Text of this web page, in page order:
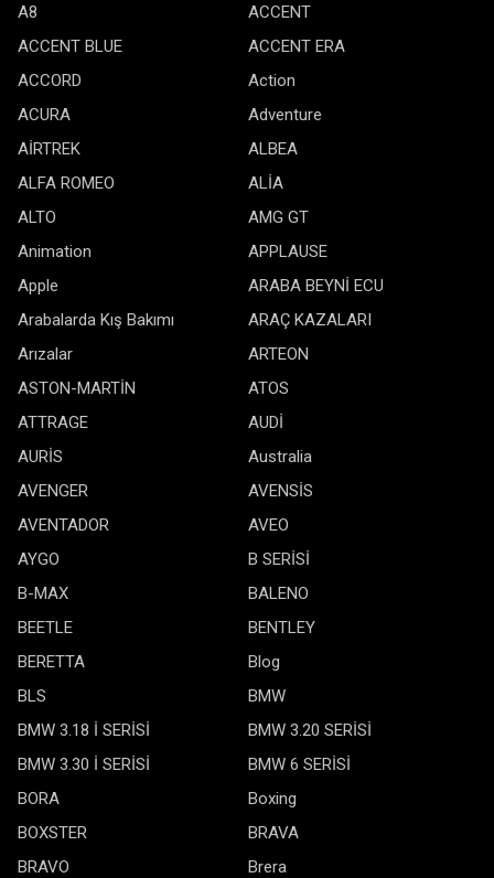
A8
ACCENT
ACCENT BLUE
ACCENT ERA
ACCORD
Action
ACURA
Adventure
AİRTREK
ALBEA
ALFA ROMEO
ALİA
ALTO
AMG GT
Animation
APPLAUSE
Apple
ARABA BEYNİ ECU
Arabalarda Kış Bakımı
ARAÇ KAZALARI
Arızalar
ARTEON
ASTON-MARTİN
ATOS
ATTRAGE
AUDİ
AURİS
Australia
AVENGER
AVENSİS
AVENTADOR
AVEO
AYGO
B SERİSİ
B-MAX
BALENO
BEETLE
BENTLEY
BERETTA
Blog
BLS
BMW
BMW 3.18 İ SERİSİ
BMW 3.20 SERİSİ
BMW 3.30 İ SERİSİ
BMW 6 SERİSİ
BORA
Boxing
BOXSTER
BRAVA
BRAVO
Brera